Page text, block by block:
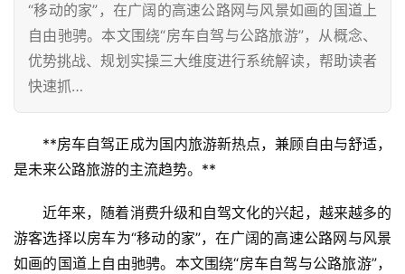
“移动的家”，在广阔的高速公路网与风景如画的国道上
自由驰骋。本文围绕“房车自驾与公路旅游”，从概念、
优势挑战、规划实操三大维度进行系统解读，帮助读者
快速抓…
**房车自驾正成为国内旅游新热点，兼顾自由与舒适，
是未来公路旅游的主流趋势。**
近年来，随着消费升级和自驾文化的兴起，越来越多的
游客选择以房车为“移动的家”，在广阔的高速公路网与风景
如画的国道上自由驰骋。本文围绕“房车自驾与公路旅游”，